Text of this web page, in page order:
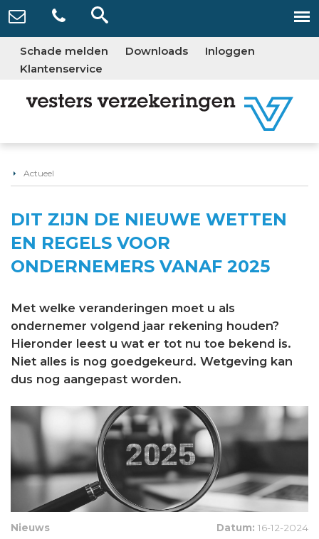
Schade melden Downloads
Inloggen
Klantenservice
Actueel
DIT ZIJN DE NIEUWE WETTEN
EN REGELS VOOR
ONDERNEMERS VANAF 2025
Met welke veranderingen moet u als
ondernemer volgend jaar rekening houden?
Hieronder leest u wat er tot nu toe bekend is.
Niet alles is nog goedgekeurd. Wetgeving kan
dus nog aangepast worden.
Nieuws Datum: 16-12-2024